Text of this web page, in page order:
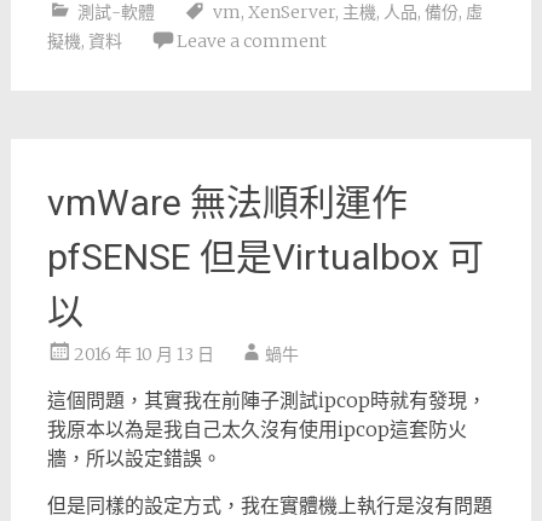
測試-軟體 vm, XenServer, 主機, 人品, 備份, 虛
擬機, 資料 Leave a comment
vmWare 無法順利運作
pfSENSE 但是Virtualbox 可
以
2016 年 10 月 13 日 蝸牛
這個問題，其實我在前陣子測試ipcop時就有發現，
我原本以為是我自己太久沒有使用ipcop這套防火
牆，所以設定錯誤。
但是同樣的設定方式，我在實體機上執行是沒有問題